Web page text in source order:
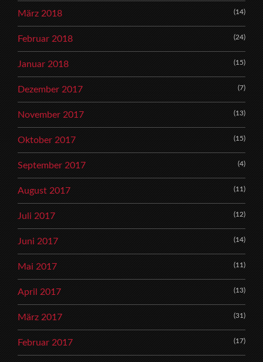
März 2018 (14)
Februar 2018 (24)
Januar 2018 (15)
Dezember 2017 (7)
November 2017 (13)
Oktober 2017 (15)
September 2017 (4)
August 2017 (11)
Juli 2017 (12)
Juni 2017 (14)
Mai 2017 (11)
April 2017 (13)
März 2017 (31)
Februar 2017 (17)